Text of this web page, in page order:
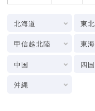
北海道 東北
甲信越北陸 東海
中国 四国
沖縄